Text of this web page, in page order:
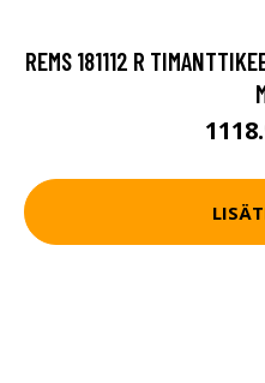
REMS 181112 R